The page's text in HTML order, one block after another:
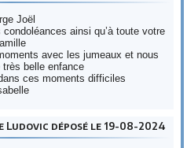
Joël
ainsi qu’à toute votre
avec les jumeaux et nous
belle enfance
ces moments difficiles
Ludovic déposé le 19-08-2024